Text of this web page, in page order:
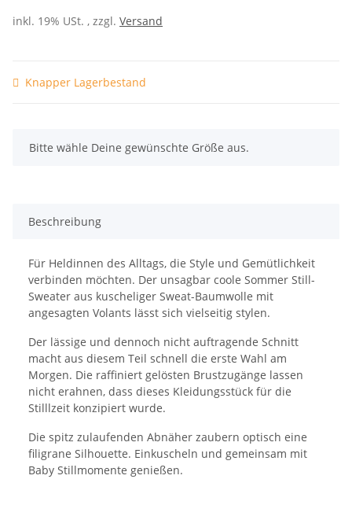
inkl. 19% USt. , zzgl. Versand
Knapper Lagerbestand
x
Bitte wähle Deine gewünschte Größe aus.
Beschreibung
Für Heldinnen des Alltags, die Style und Gemütlichkeit
verbinden möchten. Der unsagbar coole Sommer Still-
Sweater aus kuscheliger Sweat-Baumwolle mit
angesagten Volants lässt sich vielseitig stylen.
Der lässige und dennoch nicht auftragende Schnitt
macht aus diesem Teil schnell die erste Wahl am
Morgen. Die raffiniert gelösten Brustzugänge lassen
nicht erahnen, dass dieses Kleidungsstück für die
Stilllzeit konzipiert wurde.
Die spitz zulaufenden Abnäher zaubern optisch eine
filigrane Silhouette. Einkuscheln und gemeinsam mit
Baby Stillmomente genießen.